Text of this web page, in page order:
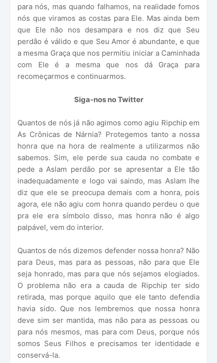
para nós, mas quando falhamos, na realidade fomos
nós que viramos as costas para Ele. Mas ainda bem
que Ele não nos desampara e nos diz que Seu
perdão é válido e que Seu Amor é abundante, e que
a mesma Graça que nos permitiu iniciar a Caminhada
com Ele é a mesma que nos dá Graça para
recomeçarmos e continuarmos.
Siga-nos no Twitter
Quantos de nós já não agimos como agiu Ripchip em
As Crônicas de Nárnia? Protegemos tanto a nossa
honra que na hora de realmente a utilizarmos não
sabemos. Sim, ele perde sua cauda no combate e
pede a Aslam perdão por se apresentar a Ele tão
inadequadamente e logo vai saindo, mas Aslam lhe
diz que ele se preocupa demais com a honra, pois
agora, ele não agiu com honra quando perdeu o que
pra ele era símbolo disso, mas honra não é algo
palpável, vem do interior.
Quantos de nós dizemos defender nossa honra? Não
para Deus, mas para as pessoas, não para que Ele
seja honrado, mas para que nós sejamos elogiados.
O problema não era a cauda de Ripchip ter sido
retirada, mas porque aquilo que ele tanto defendia
havia sido. Que nos lembremos que nossa honra
deve sim ser mantida, mas não para as pessoas ou
para nós mesmos, mas para com Deus, porque nós
somos Seus Filhos e precisamos ter identidade e
conservá-la.